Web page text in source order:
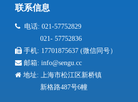
联系信息
 电话: 021-57752829
021- 57752836
 手机: 17701875637 (微信同号）
 邮箱: info@sengu.cc
 地址: 上海市松江区新桥镇
新格路487号6幢